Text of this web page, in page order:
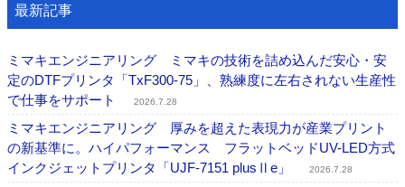
最新記事
ミマキエンジニアリング ミマキの技術を詰め込んだ安心・安
定のDTFプリンタ「TxF300-75」、熟練度に左右されない生産性
で仕事をサポート
2026.7.28
ミマキエンジニアリング 厚みを超えた表現力が産業プリント
の新基準に。ハイパフォーマンス フラットベッドUV-LED方式
インクジェットプリンタ「UJF-7151 plusⅡe」
2026.7.28